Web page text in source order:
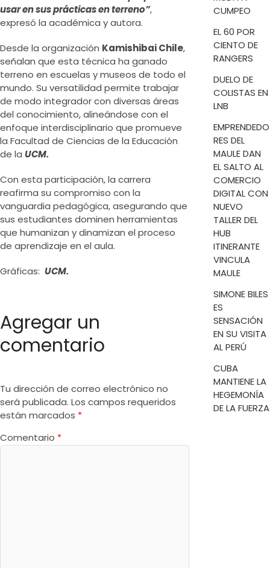
usar en sus prácticas en terreno”,
expresó la académica y autora.
Desde la organización Kamishibai Chile,
señalan que esta técnica ha ganado
terreno en escuelas y museos de todo el
mundo. Su versatilidad permite trabajar
de modo integrador con diversas áreas
del conocimiento, alineándose con el
enfoque interdisciplinario que promueve
la Facultad de Ciencias de la Educación
de la UCM.
Con esta participación, la carrera
reafirma su compromiso con la
vanguardia pedagógica, asegurando que
sus estudiantes dominen herramientas
que humanizan y dinamizan el proceso
de aprendizaje en el aula.
Gráficas: UCM.
Agregar un
comentario
Tu dirección de correo electrónico no
será publicada. Los campos requeridos
están marcados *
Comentario *
CUMPEO
EL 60 POR
CIENTO DE
RANGERS
DUELO DE
COLISTAS EN
LNB
EMPRENDEDO
RES DEL
MAULE DAN
EL SALTO AL
COMERCIO
DIGITAL CON
NUEVO
TALLER DEL
HUB
ITINERANTE
VINCULA
MAULE
SIMONE BILES
ES
SENSACIÓN
EN SU VISITA
AL PERÚ
CUBA
MANTIENE LA
HEGEMONÍA
DE LA FUERZA